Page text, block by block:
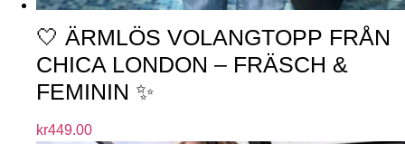
🤍 ÄRMLÖS VOLANGTOPP FRÅN
CHICA LONDON – FRÄSCH &
FEMININ ✨
kr449.00